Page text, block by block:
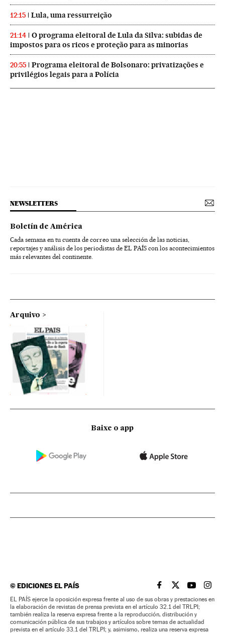
12:15 Lula, uma ressurreição
21:14
O programa eleitoral de Lula da Silva: subidas de
impostos para os ricos e proteção para as minorias
20:55
Programa eleitoral de Bolsonaro: privatizações e
privilégios legais para a Polícia
NEWSLETTERS
Boletín de América
Cada semana en tu cuenta de correo una selección de las noticias,
reportajes y análisis de los periodistas de EL PAÍS con los acontecimientos
más relevantes del continente.
Arquivo
Baixe o app
©EDICIONES EL PAÍS EL PAÍS BRASIL EN
EL PAÍSEL PAÍS
EL
EL PAÍS ejerce la oposición expresa frente al uso de sus obras y prestaciones en
la elaboración de revistas de prensa prevista en el artículo 32.1 del TRLPI;
también realiza la reserva expresa frente a la reproducción, distribución y
comunicación pública de sus trabajos y artículos sobre temas de actualidad
prevista en el artículo 33.1 del TRLPI; y, asimismo, realiza una reserva expresa